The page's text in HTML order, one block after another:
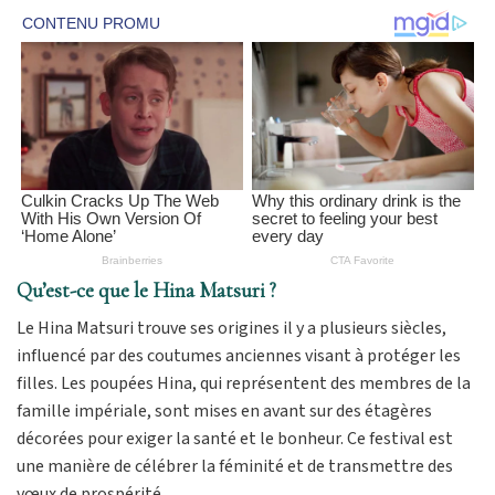
Qu’est-ce que le Hina Matsuri ?
Le Hina Matsuri trouve ses origines il y a plusieurs siècles,
influencé par des coutumes anciennes visant à protéger les
filles. Les poupées Hina, qui représentent des membres de la
famille impériale, sont mises en avant sur des étagères
décorées pour exiger la santé et le bonheur. Ce festival est
une manière de célébrer la féminité et de transmettre des